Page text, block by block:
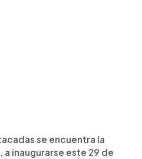
se encuentra la
inaugurarse este 29 de